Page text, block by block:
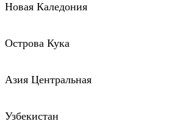
Новая Каледония
Острова Кука
Азия Центральная
Узбекистан